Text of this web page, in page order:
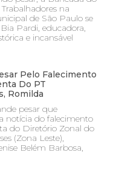
na
de São Paulo se
Pardi, educadora,
e incansável
Pelo Falecimento
Do PT
Romilda
pesar que
notícia do falecimento
do Diretório Zonal do
(Zona Leste),
Belém Barbosa,